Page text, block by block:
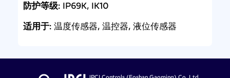
防护等级: IP69K, IK10
适用于: 温度传感器, 温控器, 液位传感器